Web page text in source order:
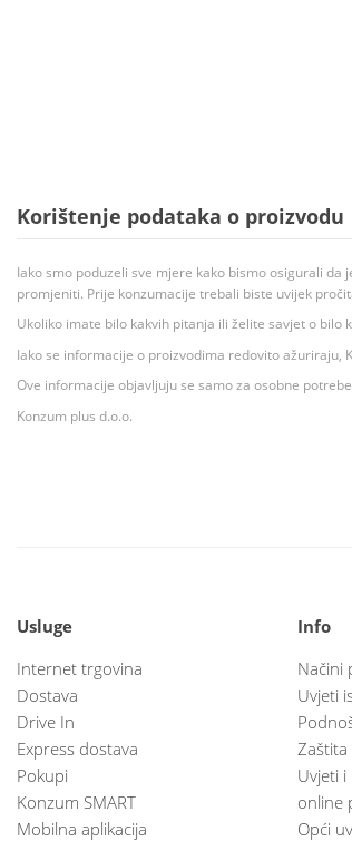
Korištenje podataka o proizvodu
Iako smo poduzeli sve mjere kako bismo osigurali
promjeniti. Prije konzumacije trebali biste uvijek
Ukoliko imate bilo kakvih pitanja ili želite savjet o bilo
Iako se informacije o proizvodima redovito ažuriraju,
Ove informacije objavljuju se samo za osobne
Konzum plus d.o.o.
Usluge
Internet trgovina
Dostava
Drive In
Express dostava
Pokupi
Konzum SMART
Mobilna aplikacija
Info
Načini
Uvjeti
Uvjeti
online
Opći